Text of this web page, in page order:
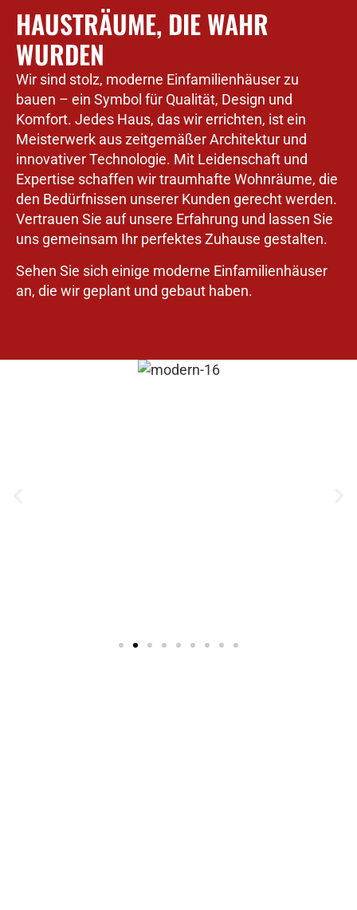
HAUSTRÄUME, DIE WAHR
WURDEN
Wir sind stolz, moderne Einfamilienhäuser zu
bauen – ein Symbol für Qualität, Design und
Komfort. Jedes Haus, das wir errichten, ist ein
Meisterwerk aus zeitgemäßer Architektur und
innovativer Technologie. Mit Leidenschaft und
Expertise schaffen wir traumhafte Wohnräume, die
den Bedürfnissen unserer Kunden gerecht werden.
Vertrauen Sie auf unsere Erfahrung und lassen Sie
uns gemeinsam Ihr perfektes Zuhause gestalten.
Sehen Sie sich einige moderne Einfamilienhäuser
an, die wir geplant und gebaut haben.